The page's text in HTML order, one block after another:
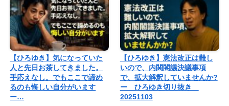
【ひろゆき】気になっていた
人と先日お茶してきました。
手応えなし。でもここで諦め
るのも悔しい自分がいます
ー…
【ひろゆき】憲法改正は難し
いので、内関閣議決議事項
で、拡大解釈していませんか?
ー ひろゆき切り抜き
20251103